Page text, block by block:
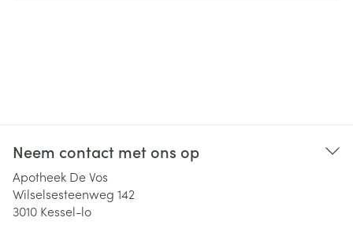
Neem contact met ons op
Apotheek De Vos
Wilselsesteenweg 142
3010 Kessel-lo